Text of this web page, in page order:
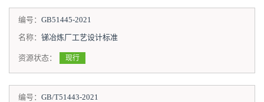
编号： GB51445-2021
名称： 锑冶炼厂工艺设计标准
资源状态： 现行
编号： GB/T51443-2021